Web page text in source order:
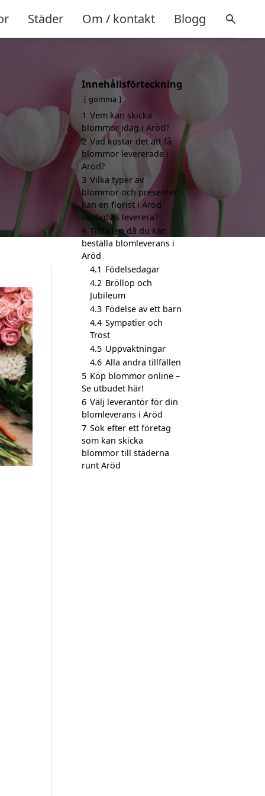
Städer Om / kontakt Blogg
Innehållsförteckning
gömma
1 Vem kan skicka
blommor idag i Aröd?
2 Vad kostar det att få
blommor levererade i
Aröd?
3 Vilka typer av
blommor och presenter
kan en florist i Aröd
vanligtvis leverera?
4 Tillfällen då du kan
beställa blomleverans i
Aröd
4.1 Födelsedagar
4.2 Bröllop och
Jubileum
4.3 Födelse av ett barn
4.4 Sympatier och
Tröst
4.5 Uppvaktningar
4.6 Alla andra tillfällen
5 Köp blommor online –
Se utbudet här!
6 Välj leverantör för din
blomleverans i Aröd
7 Sök efter ett företag
som kan skicka
blommor till städerna
runt Aröd